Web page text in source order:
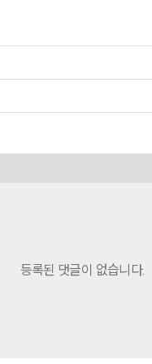
등록된 댓글이 없습니다.